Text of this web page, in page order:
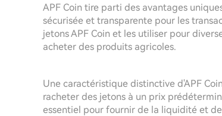
APF Coin tire parti des avantages
sécurisée et transparente pour les
jetons APF Coin et les utiliser pour
acheter des produits agricoles.
Une caractéristique distinctive d'APF
racheter des jetons à un prix
essentiel pour fournir de la liquidité et